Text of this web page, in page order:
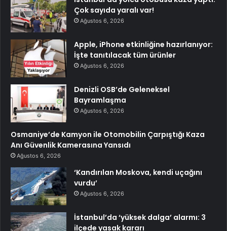
Çok sayıda yaralı var!
Ağustos 6, 2026
Apple, iPhone etkinliğine hazırlanıyor:
İşte tanıtılacak tüm ürünler
Ağustos 6, 2026
Denizli OSB’de Geleneksel
Bayramlaşma
Ağustos 6, 2026
Osmaniye’de Kamyon ile Otomobilin Çarpıştığı Kaza
Anı Güvenlik Kamerasına Yansıdı
Ağustos 6, 2026
‘Kandırılan Moskova, kendi uçağını
vurdu’
Ağustos 6, 2026
İstanbul’da ‘yüksek dalga’ alarmı: 3
ilçede yasak kararı